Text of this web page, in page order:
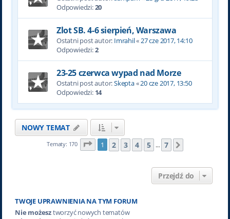
Odpowiedzi:20
Zlot SB. 4-6 sierpień, Warszawa
Ostatni post autor: Imrahil« 27 cze 2017, 14:10
Odpowiedzi:2
23-25 czerwca wypad nad Morze
Ostatni post autor:Skepta«20 cze 2017, 13:50
Odpowiedzi: 14
NOWY TEMAT
Tematy: 170 Strona z
1 2 3 4 5 … 7
Przejdź do
TWOJE UPRAWNIENIA NA TYM FORUM
Nie możesztworzyć nowych tematów